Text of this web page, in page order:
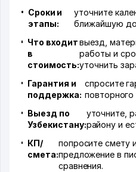
Сроки и
этапы:
уточните
ближайшую
Что входит
в
стоимость:
выезд,
работы и
уточнить
Гарантия и
поддержка:
спросите
Выезд по
Узбекистану:
уточните,
району и
КП/
смета:
попросите смету
предложение в
сравнения.